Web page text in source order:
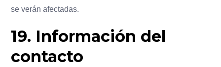
se verán afectadas.
19. Información del
contacto